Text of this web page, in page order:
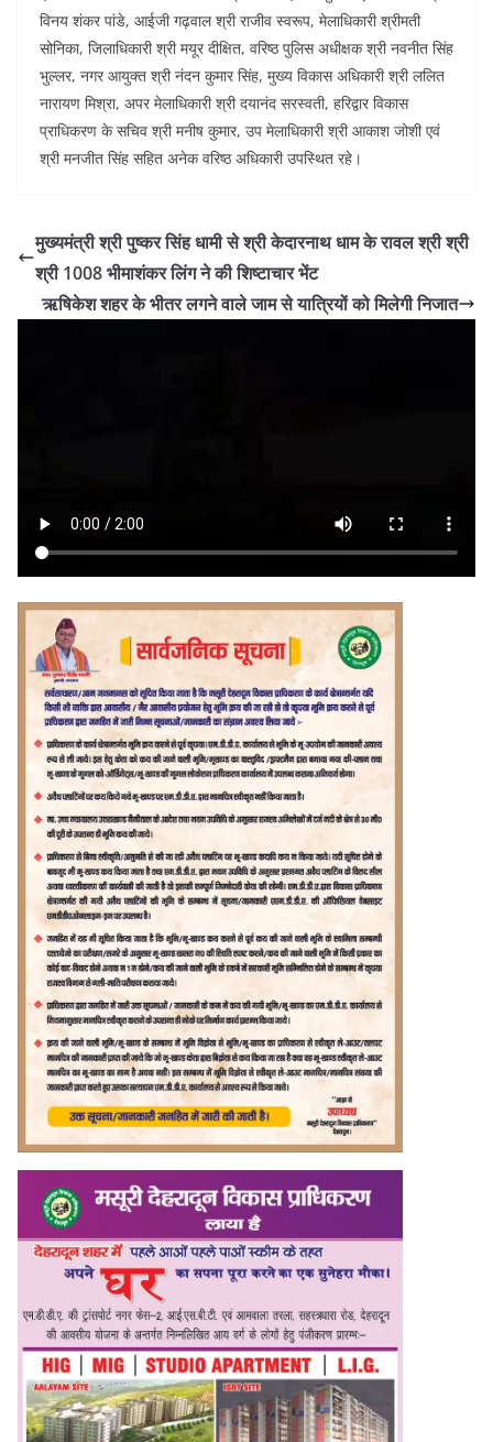
विनय शंकर पांडे, आईजी गढ़वाल श्री राजीव स्वरूप, मेलाधिकारी श्रीमती
सोनिका, जिलाधिकारी श्री मयूर दीक्षित, वरिष्ठ पुलिस अधीक्षक श्री नवनीत सिंह
भुल्लर, नगर आयुक्त श्री नंदन कुमार सिंह, मुख्य विकास अधिकारी श्री ललित
नारायण मिश्रा, अपर मेलाधिकारी श्री दयानंद सरस्वती, हरिद्वार विकास
प्राधिकरण के सचिव श्री मनीष कुमार, उप मेलाधिकारी श्री आकाश जोशी एवं
श्री मनजीत सिंह सहित अनेक वरिष्ठ अधिकारी उपस्थित रहे।
मुख्यमंत्री श्री पुष्कर सिंह धामी से श्री केदारनाथ धाम के रावल श्री श्री
श्री 1008 भीमाशंकर लिंग ने की शिष्टाचार भेंट
ऋषिकेश शहर के भीतर लगने वाले जाम से यात्रियों को मिलेगी निजात